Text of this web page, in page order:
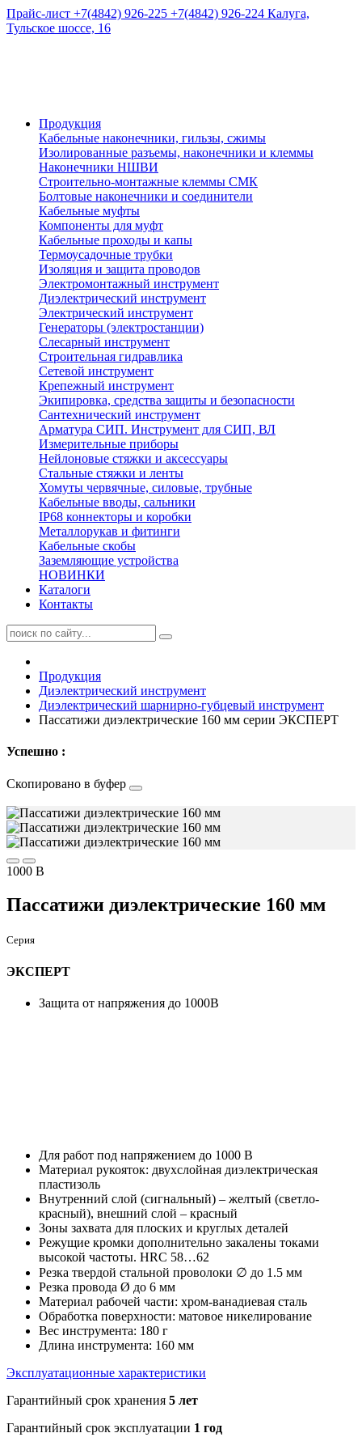
Прайс-лист +7(4842) 926-225 +7(4842) 926-224 Калуга,
Тульское шоссе, 16
Продукция
Кабельные наконечники, гильзы, сжимы
Изолированные разъемы, наконечники и клеммы
Наконечники НШВИ
Строительно-монтажные клеммы СМК
Болтовые наконечники и соединители
Кабельные муфты
Компоненты для муфт
Кабельные проходы и капы
Термоусадочные трубки
Изоляция и защита проводов
Электромонтажный инструмент
Диэлектрический инструмент
Электрический инструмент
Генераторы (электростанции)
Слесарный инструмент
Строительная гидравлика
Сетевой инструмент
Крепежный инструмент
Экипировка, средства защиты и безопасности
Сантехнический инструмент
Арматура СИП. Инструмент для СИП, ВЛ
Измерительные приборы
Нейлоновые стяжки и аксессуары
Стальные стяжки и ленты
Хомуты червячные, силовые, трубные
Кабельные вводы, сальники
IP68 коннекторы и коробки
Металлорукав и фитинги
Кабельные скобы
Заземляющие устройства
НОВИНКИ
Каталоги
Контакты
Продукция
Диэлектрический инструмент
Диэлектрический шарнирно-губцевый инструмент
Пассатижи диэлектрические 160 мм серии ЭКСПЕРТ
Успешно :
Скопировано в буфер
1000 В
Пассатижи диэлектрические 160 мм
Серия
ЭКСПЕРТ
Защита от напряжения до 1000В
Для работ под напряжением до 1000 В
Материал рукояток: двухслойная диэлектрическая
пластизоль
Внутренний слой (сигнальный) – желтый (светло-
красный), внешний слой – красный
Зоны захвата для плоских и круглых деталей
Режущие кромки дополнительно закалены токами
высокой частоты. HRC 58…62
Резка твердой стальной проволоки ∅ до 1.5 мм
Резка провода Ø до 6 мм
Материал рабочей части: хром-ванадиевая сталь
Обработка поверхности: матовое никелирование
Вес инструмента: 180 г
Длина инструмента: 160 мм
Эксплуатационные характеристики
Гарантийный срок хранения 5 лет
Гарантийный срок эксплуатации 1 год